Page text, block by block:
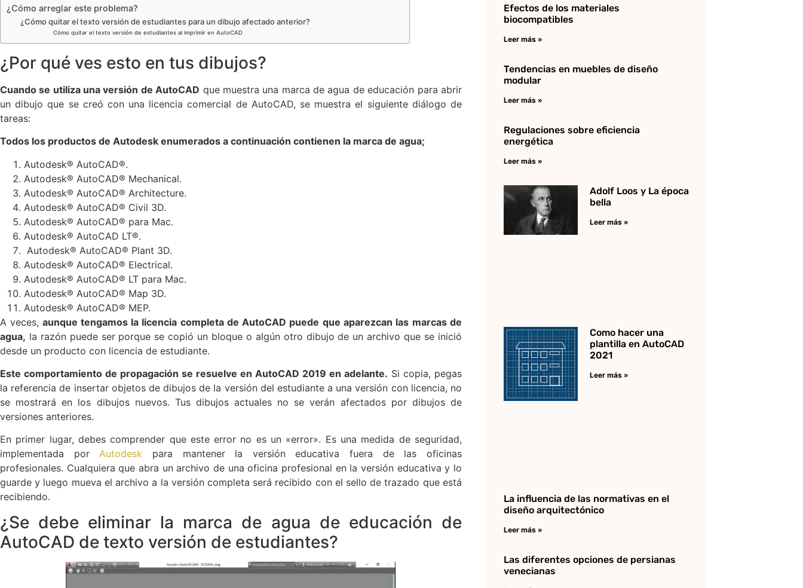
¿Cómo arreglar este problema?
¿Cómo quitar el texto versión de estudiantes para un dibujo afectado anterior?
Cómo quitar el texto versión de estudiantes al imprimir en AutoCAD
¿Por qué ves esto en tus dibujos?
Cuando se utiliza una versión de AutoCAD que muestra una marca de agua de educación para abrir
un dibujo que se creó con una licencia comercial de AutoCAD, se muestra el siguiente diálogo de
tareas:
Todos los productos de Autodesk enumerados a continuación contienen la marca de agua;
Autodesk® AutoCAD®.
Autodesk® AutoCAD® Mechanical.
Autodesk® AutoCAD® Architecture.
Autodesk® AutoCAD® Civil 3D.
Autodesk® AutoCAD® para Mac.
Autodesk® AutoCAD LT®.
Autodesk® AutoCAD® Plant 3D.
Autodesk® AutoCAD® Electrical.
Autodesk® AutoCAD® LT para Mac.
Autodesk® AutoCAD® Map 3D.
Autodesk® AutoCAD® MEP.
A veces, aunque tengamos la licencia completa de AutoCAD puede que aparezcan las marcas de
agua, la razón puede ser porque se copió un bloque o algún otro dibujo de un archivo que se inició
desde un producto con licencia de estudiante.
Este comportamiento de propagación se resuelve en AutoCAD 2019 en adelante. Si copia, pegas
la referencia de insertar objetos de dibujos de la versión del estudiante a una versión con licencia, no
se mostrará en los dibujos nuevos. Tus dibujos actuales no se verán afectados por dibujos de
versiones anteriores.
En primer lugar, debes comprender que este error no es un «error». Es una medida de seguridad,
implementada porAutodesk para mantener la versión educativa fuera de las oficinas
profesionales. Cualquiera que abra un archivo de una oficina profesional en la versión educativa y lo
guarde y luego mueva el archivo a la versión completa será recibido con el sello de trazado que está
recibiendo.
¿Se debe eliminar la marca de agua de educación de
AutoCAD de texto versión de estudiantes?
Efectos de los materiales
biocompatibles
Leer más »
Tendencias en muebles de diseño
modular
Leer más »
Regulaciones sobre eficiencia
energética
Leer más »
Adolf Loos y La época
bella
Leer más »
Como hacer una
plantilla en AutoCAD
2021
Leer más »
La influencia de las normativas en el
diseño arquitectónico
Leer más »
Las diferentes opciones de persianas
venecianas